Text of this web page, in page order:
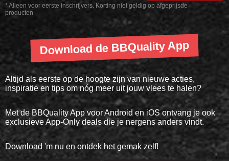
* Alleen voor eerste inschrijvers. Korting niet geldig op afgeprijsde
producten
Download de BBQuality App
Altijd als eerste op de hoogte zijn van nieuwe acties,
inspiratie en tips om nóg meer uit jouw vlees te halen?
Met de BBQuality App voor Android en iOS ontvang je ook
exclusieve App-Only deals die je nergens anders vindt.
Download 'm nu en ontdek het gemak zelf!